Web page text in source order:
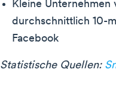
Kleine Unternehmen
durchschnittlich 10-
Facebook
Statistische Quellen: